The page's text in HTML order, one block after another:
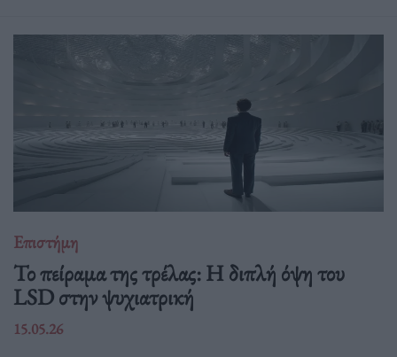
Επιστήμη
Το πείραμα της τρέλας: Η διπλή όψη του
LSD στην ψυχιατρική
15.05.26